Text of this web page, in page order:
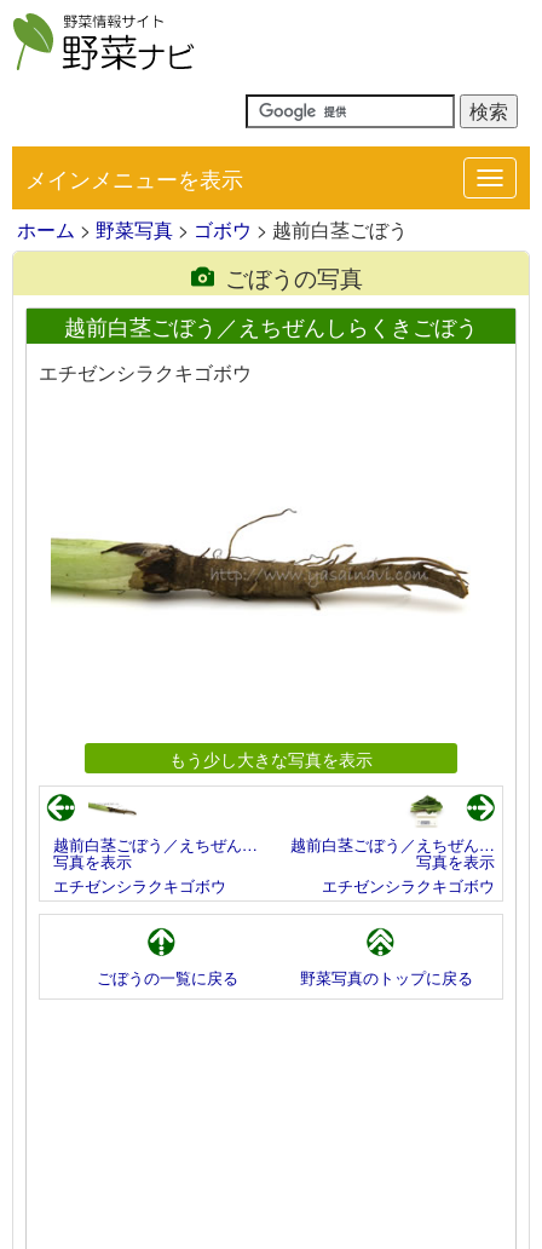
メインメニューを表示
ホーム > 野菜写真 > ゴボウ > 越前白茎ごぼう
ごぼうの写真
越前白茎ごぼう／えちぜんしらくきごぼう
エチゼンシラクキゴボウ
もう少し大きな写真を表示
越前白茎ごぼう／えちぜん…
写真を表示
エチゼンシラクキゴボウ
越前白茎ごぼう／えちぜん…
写真を表示
エチゼンシラクキゴボウ
ごぼうの一覧に戻る 野菜写真のトップに戻る